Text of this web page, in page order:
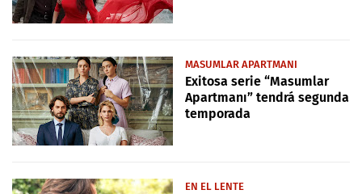
MASUMLAR APARTMANI
Exitosa serie “Masumlar
Apartmanı” tendrá segunda
temporada
EN EL LENTE